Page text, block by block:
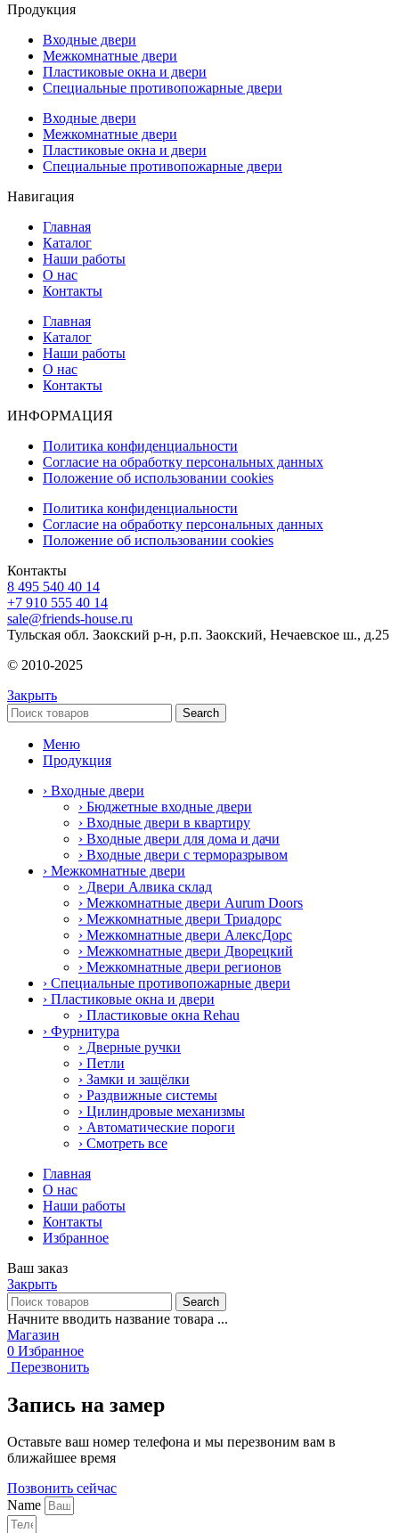
Продукция
Входные двери
Межкомнатные двери
Пластиковые окна и двери
Специальные противопожарные двери
Входные двери
Межкомнатные двери
Пластиковые окна и двери
Специальные противопожарные двери
Навигация
Главная
Каталог
Наши работы
О нас
Контакты
Главная
Каталог
Наши работы
О нас
Контакты
ИНФОРМАЦИЯ
Политика конфиденциальности
Согласие на обработку персональных данных
Положение об использовании cookies
Политика конфиденциальности
Согласие на обработку персональных данных
Положение об использовании cookies
Контакты
8 495 540 40 14
+7 910 555 40 14
sale@friends-house.ru
Тульская обл. Заокский р-н, р.п. Заокский, Нечаевское ш., д.25
© 2010-2025
Закрыть
Search
Меню
Продукция
› Входные двери
› Бюджетные входные двери
› Входные двери в квартиру
› Входные двери для дома и дачи
› Входные двери с терморазрывом
› Межкомнатные двери
› Двери Алвика склад
› Межкомнатные двери Aurum Doors
› Межкомнатные двери Триадорс
› Межкомнатные двери АлексДорс
› Межкомнатные двери Дворецкий
› Межкомнатные двери регионов
› Специальные противопожарные двери
› Пластиковые окна и двери
› Пластиковые окна Rehau
› Фурнитура
› Дверные ручки
› Петли
› Замки и защёлки
› Раздвижные системы
› Цилиндровые механизмы
› Автоматические пороги
› Смотреть все
Главная
О нас
Наши работы
Контакты
Избранное
Ваш заказ
Закрыть
Search
Начните вводить название товара ...
Магазин
0 Избранное
Перезвонить
Запись на замер
Оставьте ваш номер телефона и мы перезвоним вам в
ближайшее время
Позвонить сейчас
Name